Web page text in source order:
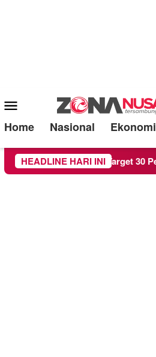
Mobile
Menu
Home Nasional Ekonomi
HEADLINE HARI INI
Target 30 Persen Lahan Hijau